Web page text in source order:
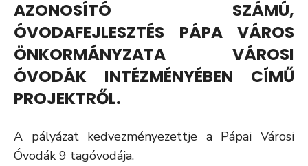
AZONOSÍTÓ SZÁMÚ,
ÓVODAFEJLESZTÉS PÁPA VÁROS
ÖNKORMÁNYZATA VÁROSI
ÓVODÁK INTÉZMÉNYÉBEN CÍMŰ
PROJEKTRŐL.
A pályázat kedvezményezettje a Pápai Városi
Óvodák 9 tagóvodája.